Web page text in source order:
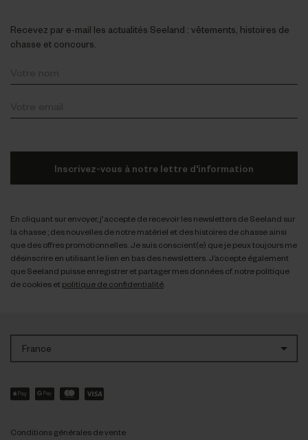
Recevez par e-mail les actualités Seeland : vêtements, histoires de
chasse et concours.
Inscrivez-vous à notre lettre d'information
En cliquant sur envoyer, j'accepte de recevoir les newsletters de Seeland sur
la chasse ; des nouvelles de notre matériel et des histoires de chasse ainsi
que des offres promotionnelles. Je suis conscient(e) que je peux toujours me
désinscrire en utilisant le lien en bas des newsletters. J’accepte également
que Seeland puisse enregistrer et partager mes données cf. notre politique
de cookies et politique de confidentialité.
France
Conditions générales de vente